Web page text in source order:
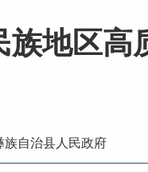
族地区
自治县人民政府